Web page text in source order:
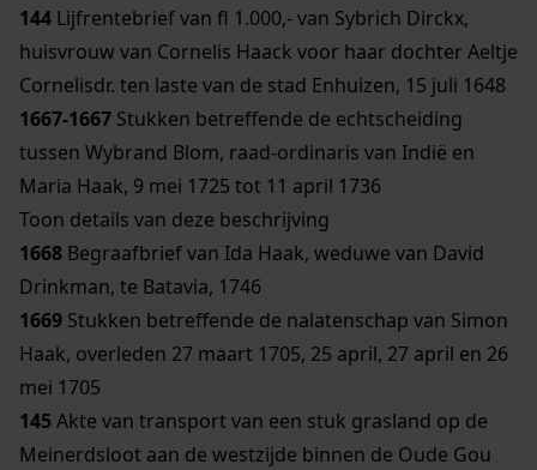
144 Lijfrentebrief van fl 1.000,- van Sybrich Dirckx,
huisvrouw van Cornelis Haack voor haar dochter Aeltje
Cornelisdr. ten laste van de stad Enhuizen, 15 juli 1648
1667-1667 Stukken betreffende de echtscheiding
tussen Wybrand Blom, raad-ordinaris van Indië en
Maria Haak, 9 mei 1725 tot 11 april 1736
Toon details van deze beschrijving
1668 Begraafbrief van Ida Haak, weduwe van David
Drinkman, te Batavia, 1746
1669 Stukken betreffende de nalatenschap van Simon
Haak, overleden 27 maart 1705, 25 april, 27 april en 26
mei 1705
145Akte van transport van een stuk grasland op de
Meinerdsloot aan de westzijde binnen de Oude Gou